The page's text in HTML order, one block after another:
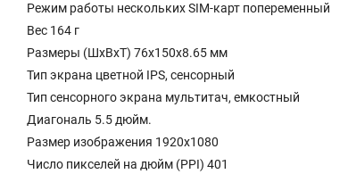
Режим работы нескольких SIM-карт попеременный
Вес 164 г
Размеры (ШxВxТ) 76x150x8.65 мм
Тип экрана цветной IPS, сенсорный
Тип сенсорного экрана мультитач, емкостный
Диагональ 5.5 дюйм.
Размер изображения 1920x1080
Число пикселей на дюйм (PPI) 401